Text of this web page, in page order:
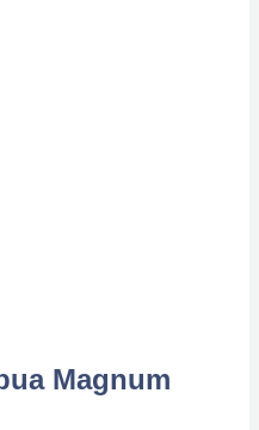
Magnum